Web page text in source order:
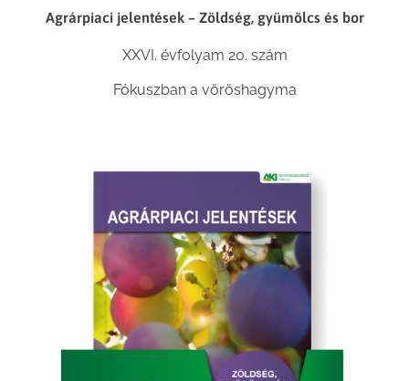
Agrárpiaci jelentések – Zöldség, gyümölcs és bor
XXVI. évfolyam 20. szám
Fókuszban a vöröshagyma